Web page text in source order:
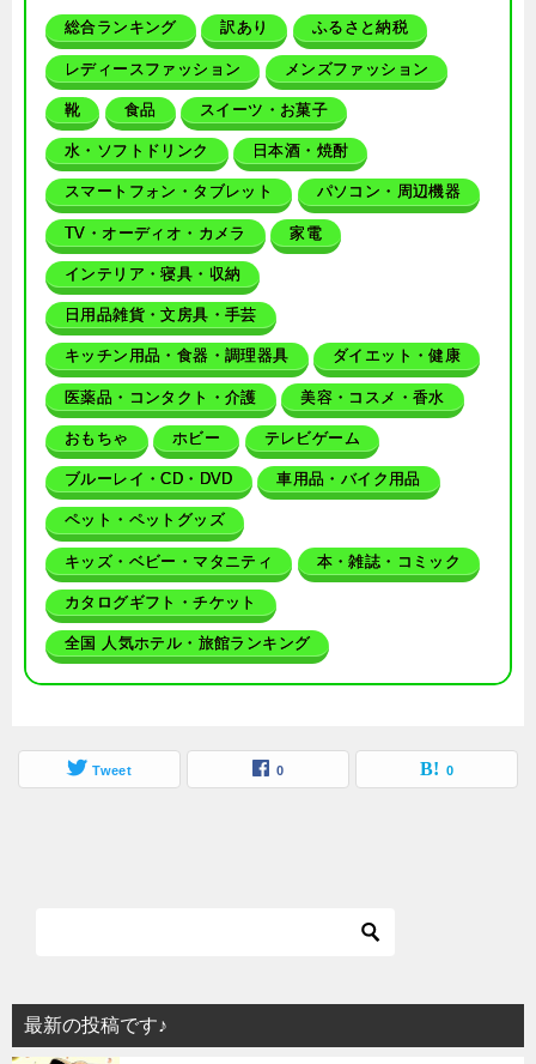
総合ランキング 訳あり ふるさと納税
レディースファッション メンズファッション
靴 食品 スイーツ・お菓子
水・ソフトドリンク 日本酒・焼酎
スマートフォン・タブレット パソコン・周辺機器
TV・オーディオ・カメラ 家電
インテリア・寝具・収納
日用品雑貨・文房具・手芸
キッチン用品・食器・調理器具 ダイエット・健康
医薬品・コンタクト・介護 美容・コスメ・香水
おもちゃ ホビー テレビゲーム
ブルーレイ・CD・DVD 車用品・バイク用品
ペット・ペットグッズ
キッズ・ベビー・マタニティ 本・雑誌・コミック
カタログギフト・チケット
全国 人気ホテル・旅館ランキング
Tweet 0 0
最新の投稿です♪